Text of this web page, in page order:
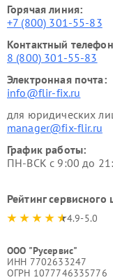
Горячая линия:
+7 (800) 301-55-83
Контактный
8 (800) 301-55-83
Электронная почта:
info@flir-fix.ru
для юридических
manager@fix-flir.ru
График работы:
ПН-ВСК с 9:00 до
Рейтинг сервисного
4.9-5.0
ООО "Русервис"
ИНН 7702633247
ОГРН 1077746335776